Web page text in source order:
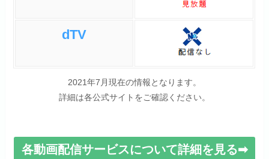
dTV
2021年7月現在の情報となります。
詳細は各公式サイトをご確認ください。
各動画配信サービスについて詳細を見る➡